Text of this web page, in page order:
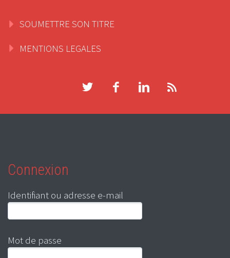
SOUMETTRE SON TITRE
MENTIONS LEGALES
Connexion
Identifiant ou adresse e-mail
Mot de passe